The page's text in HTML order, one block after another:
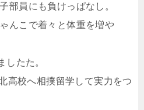
部員にも負けっぱなし。
んこで着々と体重を増や
したた。
高校へ相撲留学して実力をつ